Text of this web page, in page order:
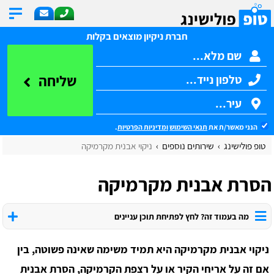
חברת ניקיון מוצאים בקלות
שליחה
הנני מאשר/ת את תנאי השימושומדיניות הפרטיות.
טופ פולישינג שירותים נוספים ניקוי אבנית מקרמיקה
הסרת אבנית מקרמיקה
מה בעמוד זה? לחץ לפתיחת תוכן עניינים
ניקוי אבנית מקרמיקה היא תמיד משימה שאינה פשוטה, בין
אם זה על אריחי הקיר או על רצפת הקרמיקה, הסרת אבנית